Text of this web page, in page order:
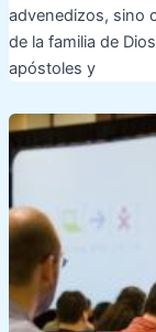
advenedizos, sino
de la familia de
apóstoles y